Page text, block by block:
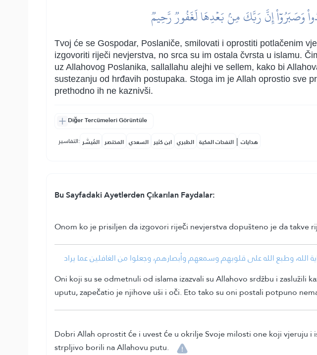
وَصَبَرُوٓاْ إِنَّ رَبَّكَ مِنۢ بَعۡدِهَا لَغَفُورٞ رَّحِيمٞ
Tvoj će se Gospodar, Poslaniče, smilovati i oprostiti potlačenim
izgovoriti riječi nevjerstva, no srca su im ostala čvrsta u islamu.
uz Allahovog Poslanika, sallallahu alejhi ve sellem, kako bi
sustezanju od hrđavih postupaka. Stoga im je Allah oprostio sve
prethodno ih ne kaznivši.
Diğer Tercümeleri Görüntüle
التفاسير: المُيسَّر المختصر السعدي ابن كثير الطبري النفحات المكية | هدايات
Bu Sayfadaki Ayetlerden Çıkarılan Faydalar:
Onom ko je prisiljen da izgovori riječi nevjerstva dopušteno je da takve
الله، وطبع الله على قلوبهم وسمعهم وأبصارهم، وجعلوا من الغافلين عما يراد
Oni koji su se odmetnuli od islama izazvali su Allahovo srdžbu i
uputu, zapečatio je njihove uši i oči. Eto tako su oni postali potpuno
Dobri Allah oprostit će i uvest će u okrilje Svoje milosti one koji vjeruju
strpljivo borili na Allahovu putu.